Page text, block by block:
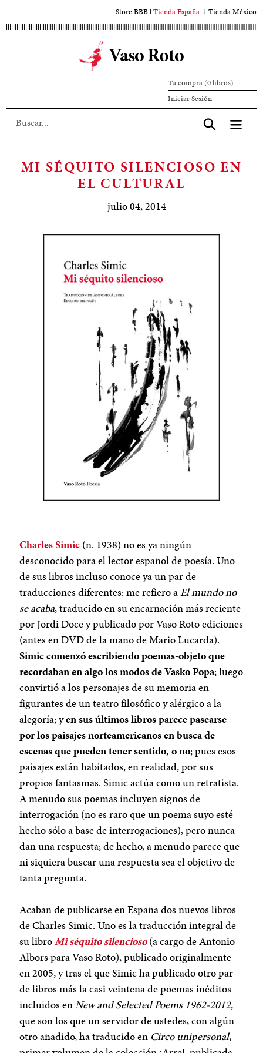
al
Store BBBlTienda España l Tienda México
Vaso Roto
Tu compra (0 libros)
Iniciar SesiónIniciar
sesión
Aceptar
MI SÉQUITO SILENCIOSO EN
EL CULTURAL
julio 04, 2014
Charles Simic (n. 1938) no es ya ningún
desconocido para el lector español de poesía. Uno
de sus libros incluso conoce ya un par de
traducciones diferentes: me refiero aEl mundo no
se acaba, traducido en su encarnación más reciente
por Jordi Doce y publicado por Vaso Roto ediciones
(antes en DVD de la mano de Mario Lucarda).
Simic comenzó escribiendo poemas-objeto que
recordaban en algo los modos de Vasko Popa;luego
convirtió a los personajes de su memoria en
figurantes de un teatro filosófico y alérgico a la
alegoría; yen sus últimos libros parece pasearse
por los paisajes norteamericanos en busca de
escenas que pueden tener sentido, o no;pues esos
paisajes están habitados, en realidad, por sus
propios fantasmas. Simic actúa como un retratista.
A menudo sus poemas incluyen signos de
interrogación (no es raro que un poema suyo esté
hecho sólo a base de interrogaciones), pero nunca
dan una respuesta; de hecho, a menudo parece que
ni siquiera buscar una respuesta sea el objetivo de
tanta pregunta.
Acaban de publicarse en España dos nuevos libros
de Charles Simic. Uno es la traducción integral de
su libroMi séquito silencioso(a cargo de Antonio
Albors para Vaso Roto), publicado originalmente
en 2005, y tras el que Simic ha publicado otro par
de libros más la casi veintena de poemas inéditos
incluidos enNew and Selected Poems 1962-2012,
que son los que un servidor de ustedes, con algún
otro añadido, ha traducido en Circo unipersonal,